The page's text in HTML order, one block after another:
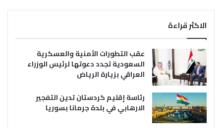
الاكثر قراءة
عقب التطورات الأمنية والعسكرية
السعودية تجدد دعوتها لرئيس الوزراء
العراقي بزيارة الرياض
رئاسة إقليم كردستان تدين التفجير
الارهابي في بلدة جرمانا بسوريا